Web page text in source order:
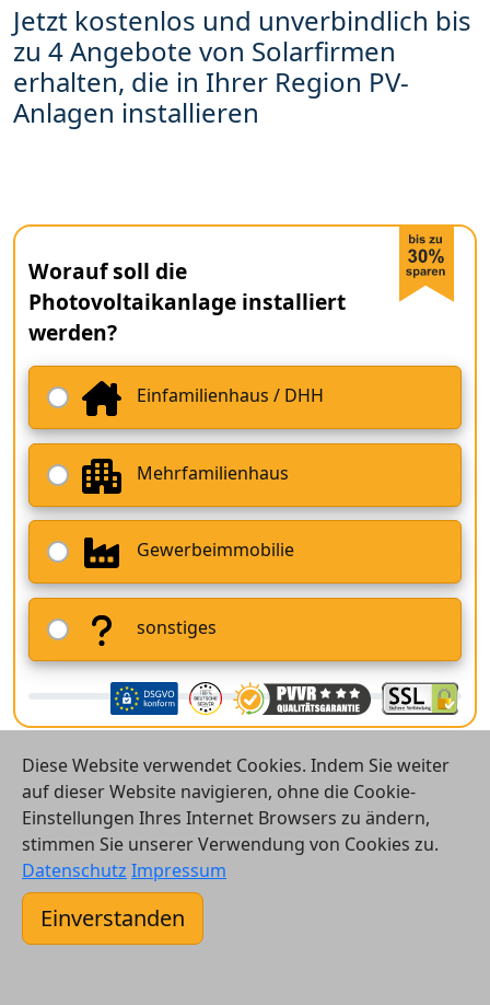
Jetzt kostenlos und unverbindlich bis
zu 4 Angebote von Solarfirmen
erhalten, die in Ihrer Region PV-
Anlagen installieren
Worauf soll die
Photovoltaikanlage installiert
werden?
Einfamilienhaus / DHH
Mehrfamilienhaus
Gewerbeimmobilie
sonstiges
© 2026 Vergleichsrechner24 GmbH
Kontakt
Diese Website verwendet Cookies. Indem Sie weiter
auf dieser Website navigieren, ohne die Cookie-
Einstellungen Ihres Internet Browsers zu ändern,
stimmen Sie unserer Verwendung von Cookies zu.
Datenschutz Impressum
Einverstanden